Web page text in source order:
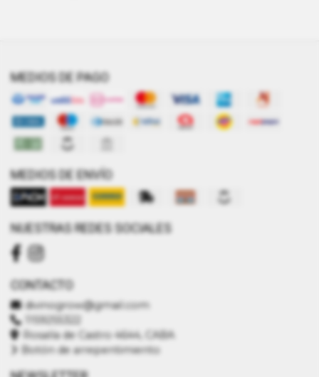
MEDIOS DE PAGO
MEDIOS DE ENVÍO
NUESTRAS REDES SOCIALES
CONTACTO
divinogrow@gmail.com
1159255322
Rosalía de Castro 4644, CABA
Botón de arrepentimiento